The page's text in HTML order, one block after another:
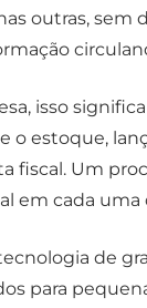
outras, sem
isso
o estoque,
fiscal. Um
em cada uma
de
para